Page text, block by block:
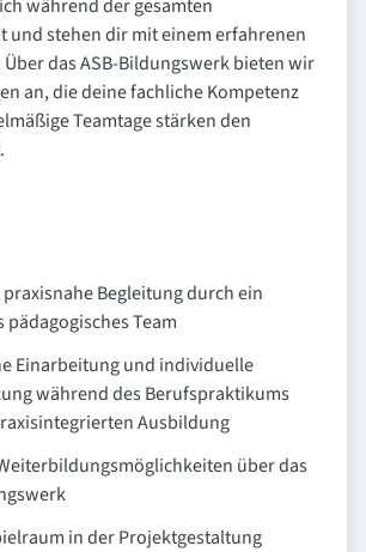
während der gesamten
und stehen dir mit einem erfahrenen
Über das ASB-Bildungswerk bieten wir
an, die deine fachliche Kompetenz
Teamtage stärken den
Begleitung durch ein
Team
Einarbeitung und individuelle
während des Berufspraktikums
Ausbildung
über das
in der Projektgestaltung